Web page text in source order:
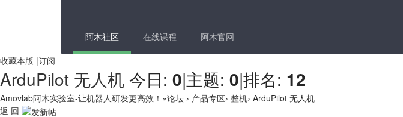
阿木社区 在线课程
阿木官网
收藏本版 |订阅
ArduPilot 无人机 今日: 0|主题: 0|排名: 12
Amovlab阿木实验室-让机器人研发更高效！ »论坛 › 产品专区› 整机› ArduPilot 无人机
返 回